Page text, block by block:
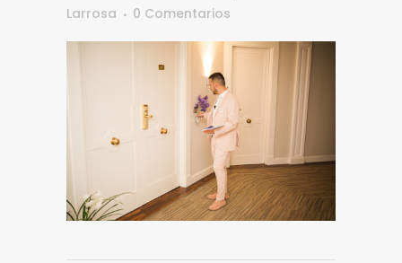
Larrosa
0 Comentarios